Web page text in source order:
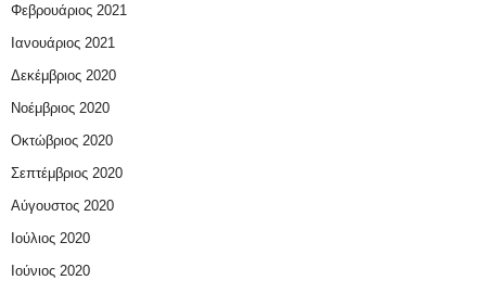
Φεβρουάριος 2021
Ιανουάριος 2021
Δεκέμβριος 2020
Νοέμβριος 2020
Οκτώβριος 2020
Σεπτέμβριος 2020
Αύγουστος 2020
Ιούλιος 2020
Ιούνιος 2020